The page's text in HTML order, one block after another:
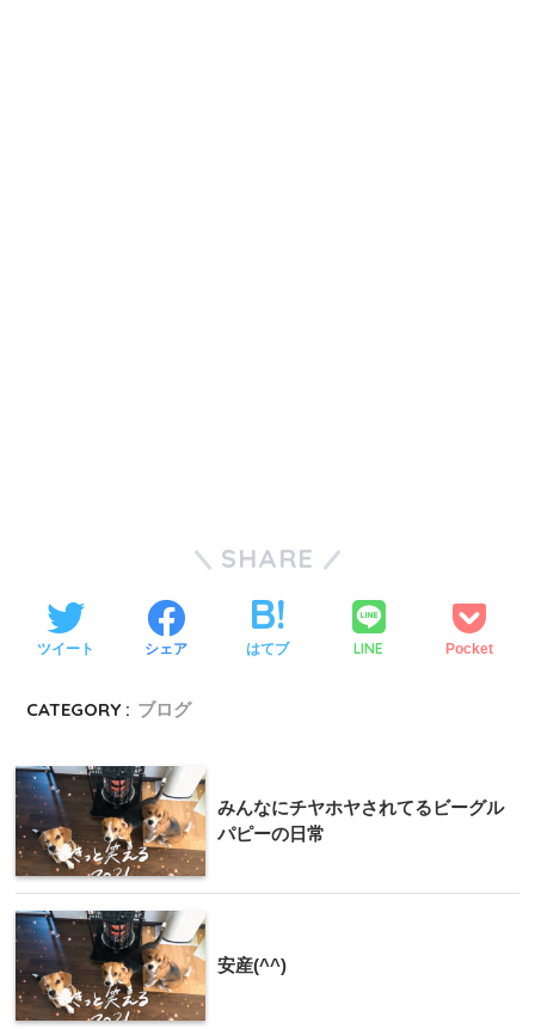
SHARE
ツイート シェア はてブ LINE Pocket
CATEGORY : ブログ
みんなにチヤホヤされてるビーグル
パピーの日常
安産(^^)